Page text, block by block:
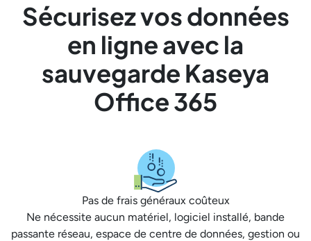
Sécurisez vos données
en ligne avec la
sauvegarde Kaseya
Office 365
Pas de frais généraux coûteux
Ne nécessite aucun matériel, logiciel installé, bande
passante réseau, espace de centre de données, gestion ou